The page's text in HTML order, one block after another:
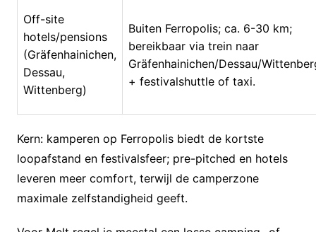
Off-site
hotels/pensions
(Gräfenhainichen,
Dessau,
Wittenberg)
Buiten Ferropolis; ca. 6-30 km;
bereikbaar via trein naar
Gräfenhainichen/Dessau/
+ festivalshuttle of taxi.
Kern: kamperen op Ferropolis biedt de kortste
loopafstand en festivalsfeer; pre-pitched en hotels
leveren meer comfort, terwijl de camperzone
maximale zelfstandigheid geeft.